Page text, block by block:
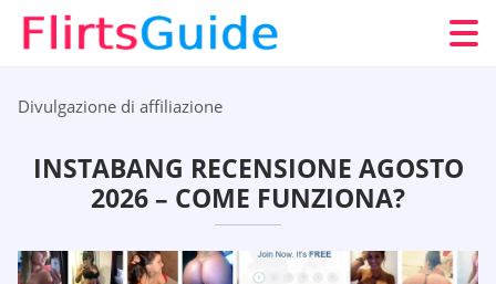
Divulgazione di affiliazione
INSTABANG RECENSIONE AGOSTO
2026 – COME FUNZIONA?